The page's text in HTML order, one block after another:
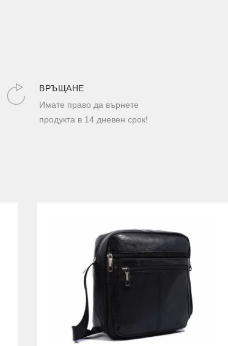
ВРЪЩАНЕ
Имате право да върнете
продукта в 14 дневен срок!